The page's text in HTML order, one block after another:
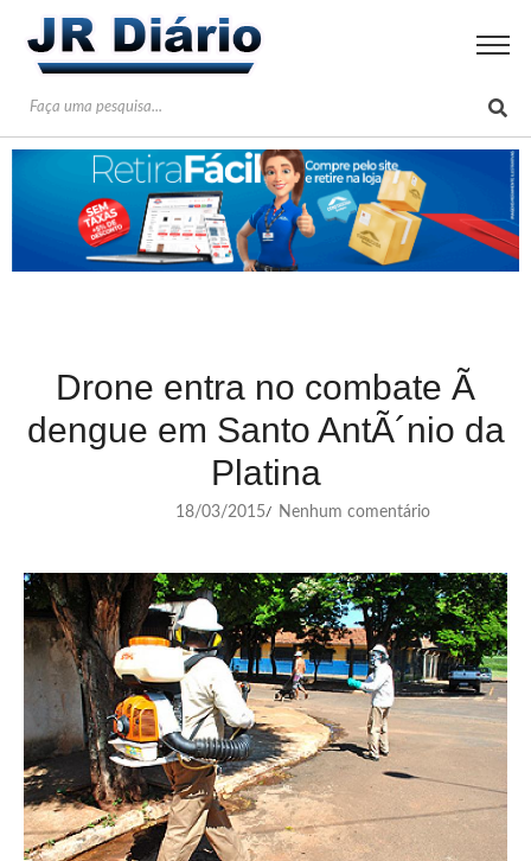
Drone entra no combate Ã
dengue em Santo AntÃ´nio da
Platina
18/03/2015/ Nenhum comentário